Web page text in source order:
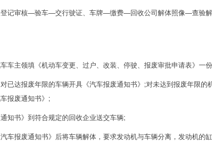
记审核—验车—交行驶证、车牌—缴费—回收公司解体照像—查验
主领填《机动车变更、过户、改装、停驶、报废审批申请表》一
达报废年限的车辆开具《汽车报废通知书》;对未达到报废年限的
报废通知书》;
书》到符合规定的回收企业送交车辆;
报废通知书》后将车辆解体，要求发动机与车辆分离，发动机的